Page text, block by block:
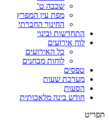
שכבה ט’
מפת עין המפרץ
החינוך החברתי
התחדשות ובינוי
לוח אירועים
כל האירועים
לוחות מבחנים
טפסים
מערכת שעות
הסעות
חודש בינה מלאכותית
תפריט